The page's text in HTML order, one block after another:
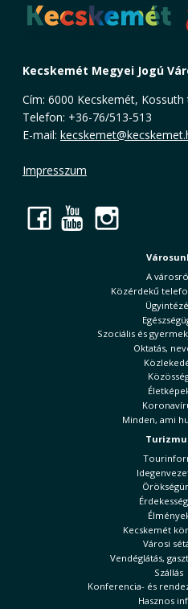
Kecskemét Megyei Jogú
Cím: 6000 Kecskemét, Kossuth
Telefon: +36-76/513-513
E-mail:
Impresszum
Facebook
A
Közérdekű
Szociális és
Oktatás,
Minden, ami
Kecskemét
Városi
Vendéglátás,
Szállás
Konferencia- és
Hasznos